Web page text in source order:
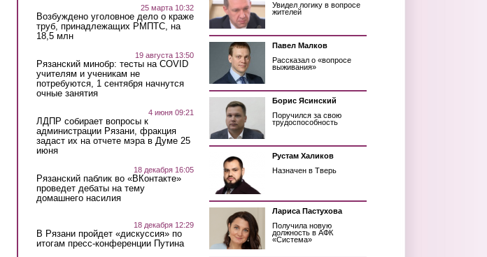
25 марта 10:32
Возбуждено уголовное дело о краже
труб, принадлежащих РМПТС, на
18,5 млн
19 августа 13:50
Рязанский минобр: тесты на COVID
учителям и ученикам не
потребуются, 1 сентября начнутся
очные занятия
4 июня 09:21
ЛДПР собирает вопросы к
администрации Рязани, фракция
задаст их на отчете мэра в Думе 25
июня
18 декабря 16:05
Рязанский паблик во «ВКонтакте»
проведет дебаты на тему
домашнего насилия
18 декабря 12:29
В Рязани пройдет «дискуссия» по
итогам пресс-конференции Путина
Увидел логику в вопросе
жителей
Павел Малков
Рассказал о «вопросе
выживания»
Борис Ясинский
Поручился за свою
трудоспособность
Рустам Халиков
Назначен в Тверь
Лариса Пастухова
Получила новую
должность в АФК
«Система»